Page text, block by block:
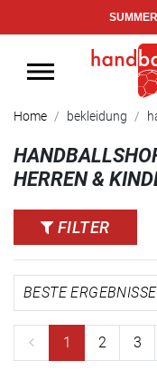
Home bekleidung
HERREN &
FILTER
1 2 3